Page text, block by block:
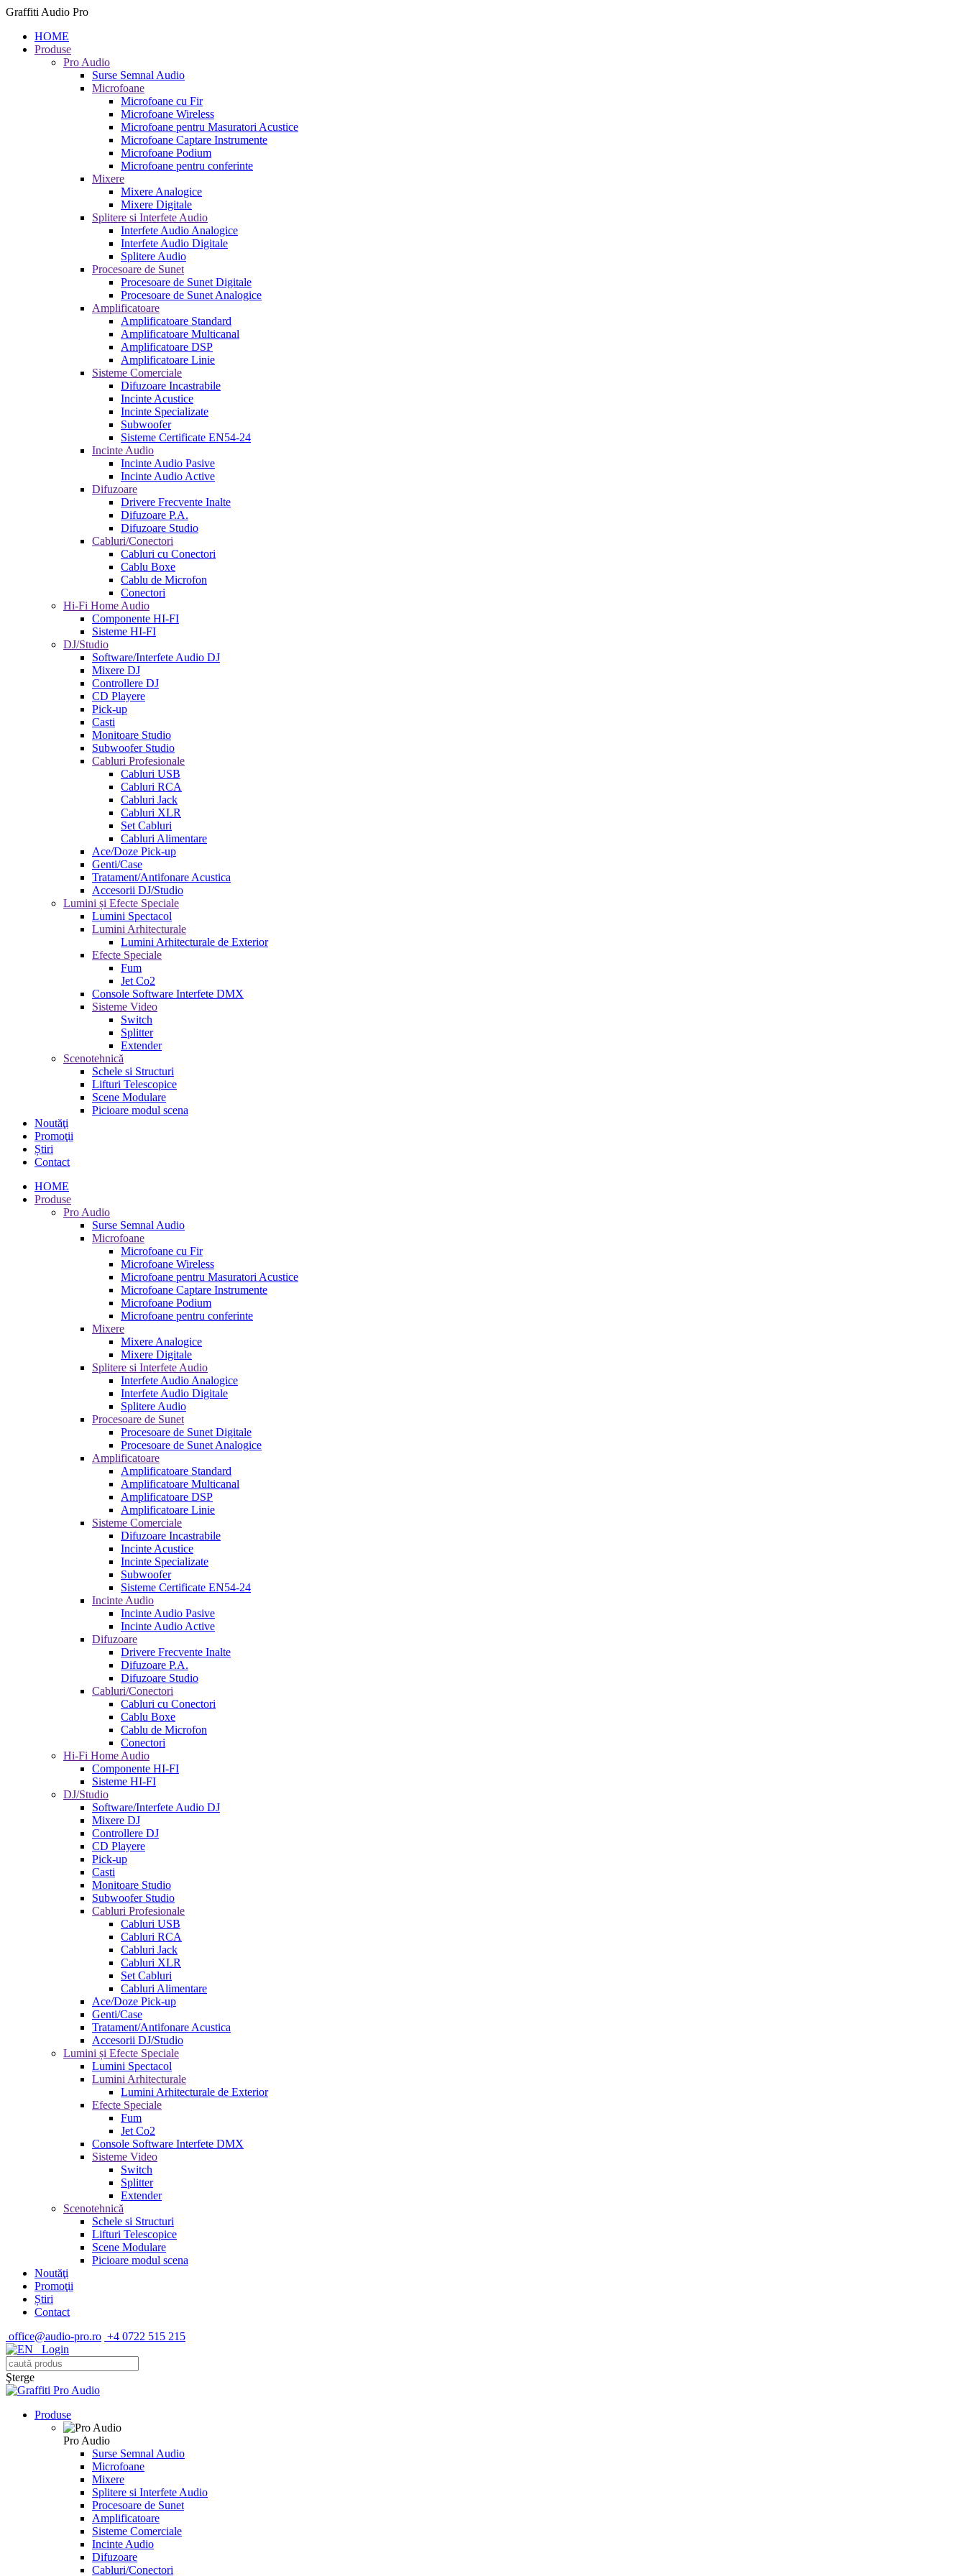
Graffiti Audio Pro
HOME
Produse
Pro Audio
Surse Semnal Audio
Microfoane
Microfoane cu Fir
Microfoane Wireless
Microfoane pentru Masuratori Acustice
Microfoane Captare Instrumente
Microfoane Podium
Microfoane pentru conferinte
Mixere
Mixere Analogice
Mixere Digitale
Splitere si Interfete Audio
Interfete Audio Analogice
Interfete Audio Digitale
Splitere Audio
Procesoare de Sunet
Procesoare de Sunet Digitale
Procesoare de Sunet Analogice
Amplificatoare
Amplificatoare Standard
Amplificatoare Multicanal
Amplificatoare DSP
Amplificatoare Linie
Sisteme Comerciale
Difuzoare Incastrabile
Incinte Acustice
Incinte Specializate
Subwoofer
Sisteme Certificate EN54-24
Incinte Audio
Incinte Audio Pasive
Incinte Audio Active
Difuzoare
Drivere Frecvente Inalte
Difuzoare P.A.
Difuzoare Studio
Cabluri/Conectori
Cabluri cu Conectori
Cablu Boxe
Cablu de Microfon
Conectori
Hi-Fi Home Audio
Componente HI-FI
Sisteme HI-FI
DJ/Studio
Software/Interfete Audio DJ
Mixere DJ
Controllere DJ
CD Playere
Pick-up
Casti
Monitoare Studio
Subwoofer Studio
Cabluri Profesionale
Cabluri USB
Cabluri RCA
Cabluri Jack
Cabluri XLR
Set Cabluri
Cabluri Alimentare
Ace/Doze Pick-up
Genti/Case
Tratament/Antifonare Acustica
Accesorii DJ/Studio
Lumini și Efecte Speciale
Lumini Spectacol
Lumini Arhitecturale
Lumini Arhitecturale de Exterior
Efecte Speciale
Fum
Jet Co2
Console Software Interfete DMX
Sisteme Video
Switch
Splitter
Extender
Scenotehnică
Schele si Structuri
Lifturi Telescopice
Scene Modulare
Picioare modul scena
Noutăţi
Promoţii
Știri
Contact
HOME
Produse
Pro Audio
Surse Semnal Audio
Microfoane
Microfoane cu Fir
Microfoane Wireless
Microfoane pentru Masuratori Acustice
Microfoane Captare Instrumente
Microfoane Podium
Microfoane pentru conferinte
Mixere
Mixere Analogice
Mixere Digitale
Splitere si Interfete Audio
Interfete Audio Analogice
Interfete Audio Digitale
Splitere Audio
Procesoare de Sunet
Procesoare de Sunet Digitale
Procesoare de Sunet Analogice
Amplificatoare
Amplificatoare Standard
Amplificatoare Multicanal
Amplificatoare DSP
Amplificatoare Linie
Sisteme Comerciale
Difuzoare Incastrabile
Incinte Acustice
Incinte Specializate
Subwoofer
Sisteme Certificate EN54-24
Incinte Audio
Incinte Audio Pasive
Incinte Audio Active
Difuzoare
Drivere Frecvente Inalte
Difuzoare P.A.
Difuzoare Studio
Cabluri/Conectori
Cabluri cu Conectori
Cablu Boxe
Cablu de Microfon
Conectori
Hi-Fi Home Audio
Componente HI-FI
Sisteme HI-FI
DJ/Studio
Software/Interfete Audio DJ
Mixere DJ
Controllere DJ
CD Playere
Pick-up
Casti
Monitoare Studio
Subwoofer Studio
Cabluri Profesionale
Cabluri USB
Cabluri RCA
Cabluri Jack
Cabluri XLR
Set Cabluri
Cabluri Alimentare
Ace/Doze Pick-up
Genti/Case
Tratament/Antifonare Acustica
Accesorii DJ/Studio
Lumini și Efecte Speciale
Lumini Spectacol
Lumini Arhitecturale
Lumini Arhitecturale de Exterior
Efecte Speciale
Fum
Jet Co2
Console Software Interfete DMX
Sisteme Video
Switch
Splitter
Extender
Scenotehnică
Schele si Structuri
Lifturi Telescopice
Scene Modulare
Picioare modul scena
Noutăţi
Promoţii
Știri
Contact
office@audio-pro.ro +4 0722 515 215
Login
Şterge
Produse
Pro Audio
Surse Semnal Audio
Microfoane
Mixere
Splitere si Interfete Audio
Procesoare de Sunet
Amplificatoare
Sisteme Comerciale
Incinte Audio
Difuzoare
Cabluri/Conectori